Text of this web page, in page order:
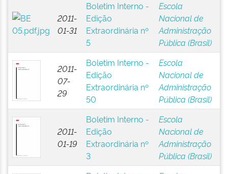
2011-
01-31
Boletim Interno -
Edição
Extraordinária nº
5
Escola
Nacional de
Administração
Pública (Brasil)
2011-
07-
29
Boletim Interno -
Edição
Extraordinária nº
50
Escola
Nacional de
Administração
Pública (Brasil)
2011-
01-19
Boletim Interno -
Edição
Extraordinária nº
3
Escola
Nacional de
Administração
Pública (Brasil)